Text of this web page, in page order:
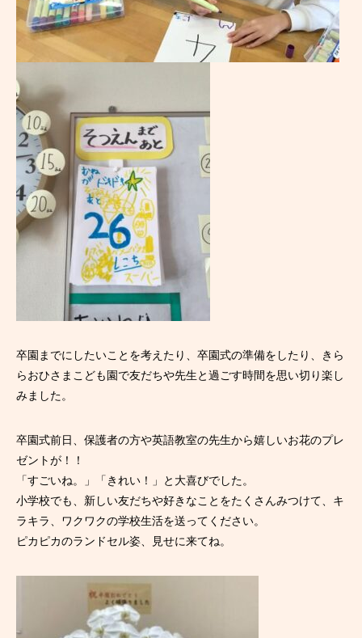
卒園までにしたいことを考えたり、卒園式の準備をしたり、きら
らおひさまこども園で友だちや先生と過ごす時間を思い切り楽し
みました。
卒園式前日、保護者の方や英語教室の先生から嬉しいお花のプレ
ゼントが！！
「すごいね。」「きれい！」と大喜びでした。
小学校でも、新しい友だちや好きなことをたくさんみつけて、キ
ラキラ、ワクワクの学校生活を送ってください。
ピカピカのランドセル姿、見せに来てね。